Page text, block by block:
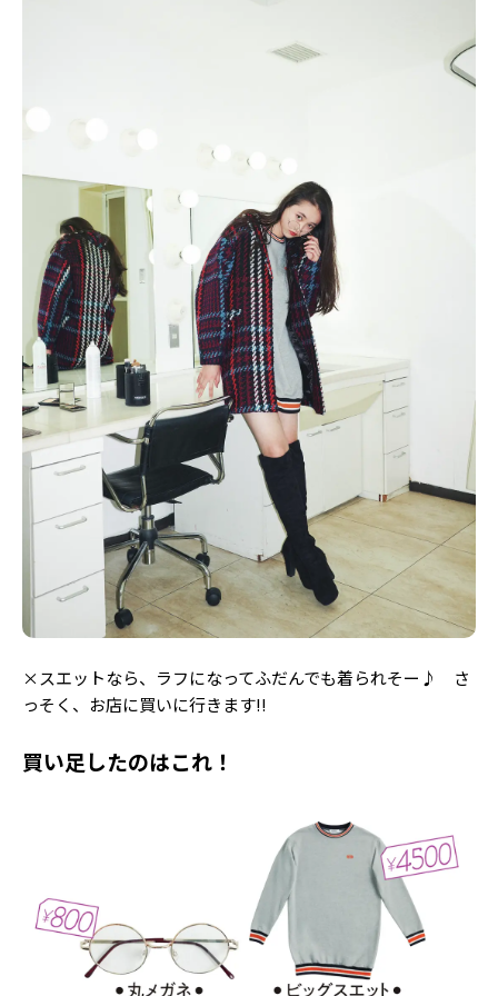
×スエットなら、ラフになってふだんでも着られそー♪ さ
っそく、お店に買いに行きます!!
買い足したのはこれ！